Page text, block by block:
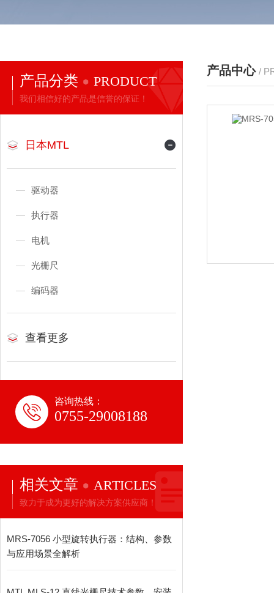
产品分类 PRODUCT
我们相信好的产品是信誉的保证！
日本MTL
驱动器
执行器
电机
光栅尺
编码器
查看更多
咨询热线：
0755-29008188
相关文章 ARTICLES
致力于成为更好的解决方案供应商！
MRS‑7056 小型旋转执行器：结构、参数
与应用场景全解析
产品中心 /